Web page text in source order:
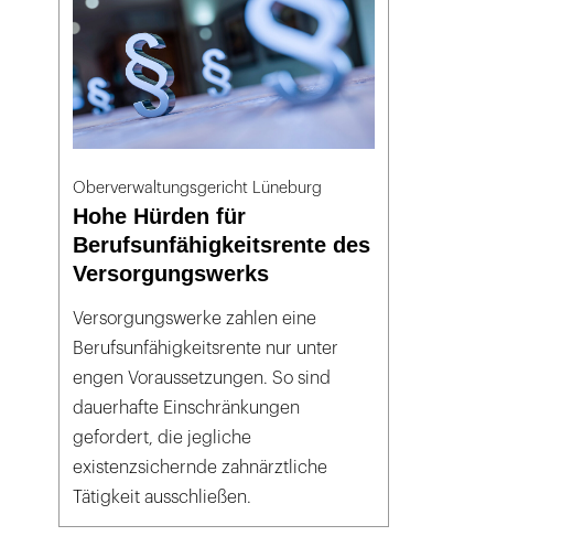
Oberverwaltungsgericht Lüneburg
Hohe Hürden für
Berufsunfähigkeitsrente des
Versorgungswerks
Versorgungswerke zahlen eine
Berufsunfähigkeitsrente nur unter
engen Voraussetzungen. So sind
dauerhafte Einschränkungen
gefordert, die jegliche
existenzsichernde zahnärztliche
Tätigkeit ausschließen.